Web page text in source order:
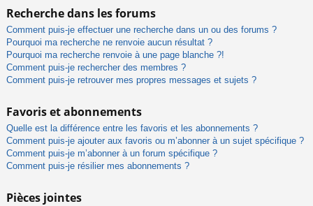
Recherche dans les forums
Comment puis-je effectuer une recherche dans un ou des forums ?
Pourquoi ma recherche ne renvoie aucun résultat ?
Pourquoi ma recherche renvoie à une page blanche ?!
Comment puis-je rechercher des membres ?
Comment puis-je retrouver mes propres messages et sujets ?
Favoris et abonnements
Quelle est la différence entre les favoris et les abonnements ?
Comment puis-je ajouter aux favoris ou m’abonner à un sujet spécifique ?
Comment puis-je m’abonner à un forum spécifique ?
Comment puis-je résilier mes abonnements ?
Pièces jointes